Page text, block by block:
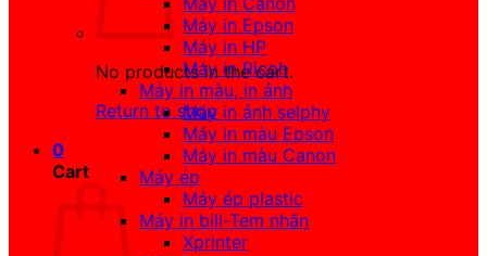
No products in the cart.
Return to shop
0
Cart
Máy in Epson
Máy in HP
Máy in Ricoh
Máy in màu, in ảnh
Máy in ảnh selphy
Máy in màu Epson
Máy in màu Canon
Máy ép
Máy ép plastic
Máy in bill-Tem nhãn
Xprinter